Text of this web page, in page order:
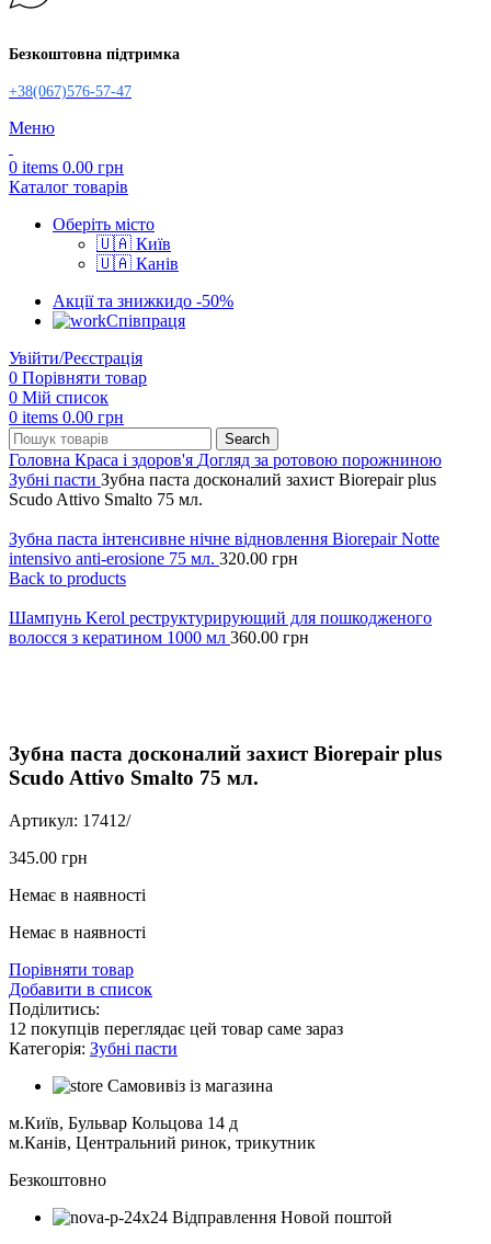
Безкоштовна підтримка
+38(067)576-57-47
Меню
0 items 0.00 грн
Каталог товарів
Оберіть місто
🇺🇦 Київ
🇺🇦 Канів
Акції та знижкидо -50%
Співпраця
Увійти/Реєстрація
0 Порівняти товар
0 Мій список
0 items 0.00 грн
Search
Головна Краса і здоров'я Догляд за ротовою порожниною
Зубні пасти Зубна паста досконалий захист Biorepair plus
Scudo Attivo Smalto 75 мл.
Зубна паста інтенсивне нічне відновлення Biorepair Notte
intensivo anti-erosione 75 мл. 320.00 грн
Back to products
Шампунь Kerol реструктурирующий для пошкодженого
волосся з кератином 1000 мл 360.00 грн
Зубна паста досконалий захист Biorepair plus
Scudo Attivo Smalto 75 мл.
Артикул: 17412/
345.00 грн
Немає в наявності
Немає в наявності
Порівняти товар
Добавити в список
Поділитись:
12 покупців переглядає цей товар саме зараз
Категорія: Зубні пасти
Самовивіз із магазина
м.Київ, Бульвар Кольцова 14 д
м.Канів, Центральний ринок, трикутник
Безкоштовно
Відправлення Новой поштой